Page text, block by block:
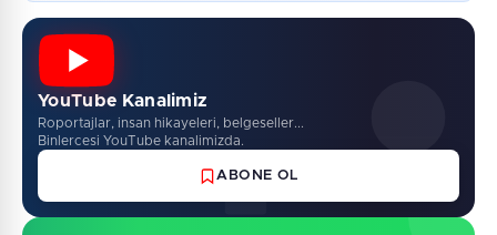
YouTube Kanalimiz
Roportajlar, insan hikayeleri, belgeseller...
Binlercesi YouTube kanalimizda.
ABONE OL